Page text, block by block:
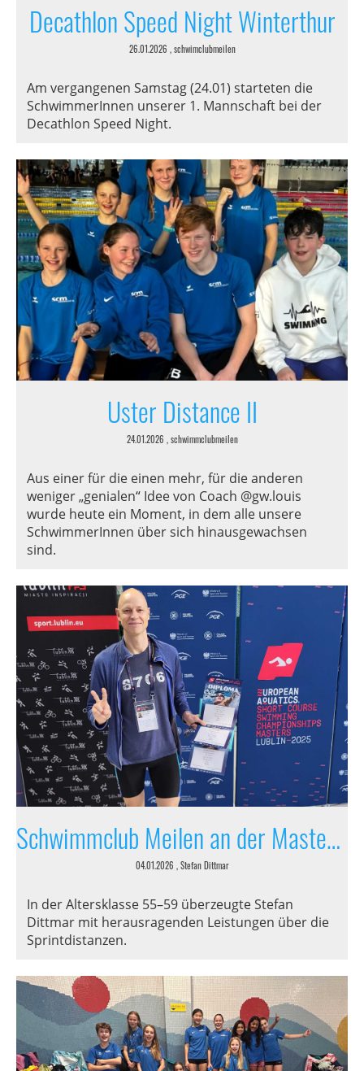
Decathlon Speed Night Winterthur
26.01.2026 , schwimclubmeilen
Am vergangenen Samstag (24.01) starteten die
SchwimmerInnen unserer 1. Mannschaft bei der
Decathlon Speed Night.
Uster Distance II
24.01.2026 , schwimmclubmeilen
Aus einer für die einen mehr, für die anderen
weniger „genialen“ Idee von Coach @gw.louis
wurde heute ein Moment, in dem alle unsere
SchwimmerInnen über sich hinausgewachsen
sind.
Schwimmclub Meilen an der Masters-Europameisterschaft in Polen vertreten
04.01.2026 , Stefan Dittmar
In der Altersklasse 55–59 überzeugte Stefan
Dittmar mit herausragenden Leistungen über die
Sprintdistanzen.